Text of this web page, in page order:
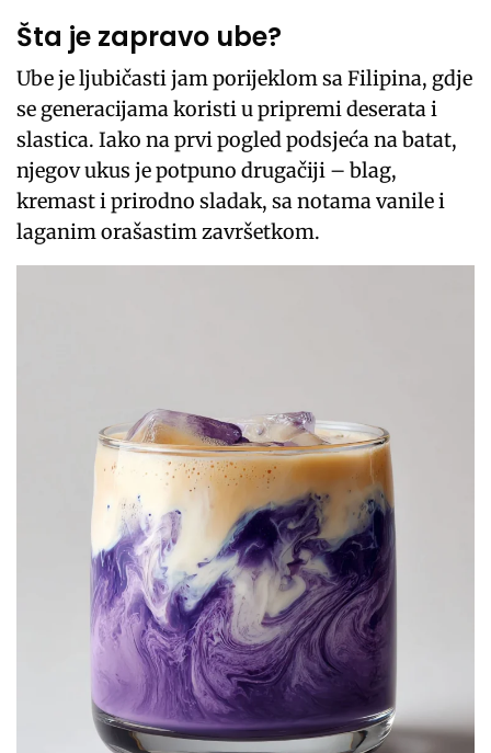
Šta je zapravo ube?
Ube je ljubičasti jam porijeklom sa Filipina, gdje
se generacijama koristi u pripremi deserata i
slastica. Iako na prvi pogled podsjeća na batat,
njegov ukus je potpuno drugačiji – blag,
kremast i prirodno sladak, sa notama vanile i
laganim orašastim završetkom.